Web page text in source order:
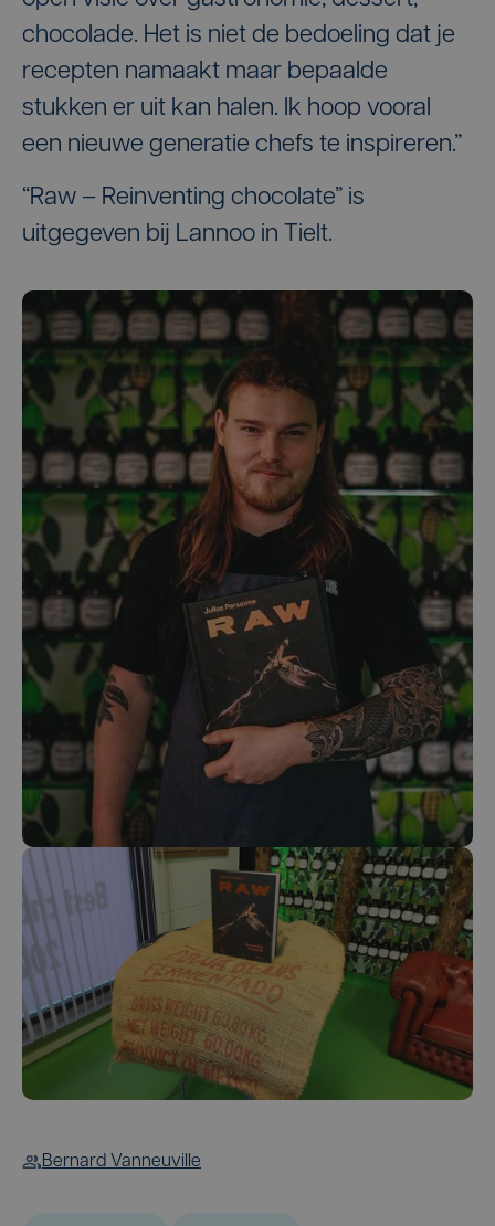
chocolade. Het is niet de bedoeling dat je
recepten namaakt maar bepaalde
stukken er uit kan halen. Ik hoop vooral
een nieuwe generatie chefs te inspireren.”
“Raw – Reinventing chocolate” is
uitgegeven bij Lannoo in Tielt.
Bernard Vanneuville